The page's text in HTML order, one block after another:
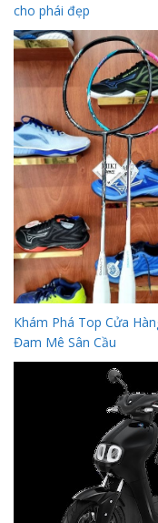
cho phái đẹp
Khám Phá Top Cửa
Đam Mê Sân Cầu